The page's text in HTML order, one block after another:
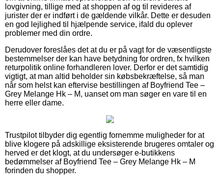
lovgivning, tillige med at shoppen af og til revideres af
jurister der er indført i de gældende vilkår. Dette er desuden
en god lejlighed til hjælpende service, ifald du oplever
problemer med din ordre.
Derudover foreslåes det at du er på vagt for de væsentligste
bestemmelser der kan have betydning for ordren, fx hvilken
returpolitik online forhandleren lover. Derfor er det samtidig
vigtigt, at man altid beholder sin købsbekræftelse, så man
når som helst kan eftervise bestillingen af Boyfriend Tee –
Grey Melange Hk – M, uanset om man søger en vare til en
herre eller dame.
Trustpilot tilbyder dig egentlig fornemme muligheder for at
blive klogere på adskillige eksisterende brugeres omtaler og
herved er det klogt, at du undersøger e-butikkens
bedømmelser af Boyfriend Tee – Grey Melange Hk – M
forinden du shopper.